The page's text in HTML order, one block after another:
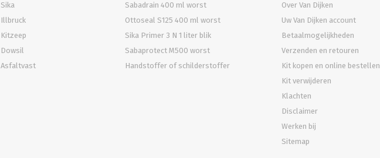
Sika
Illbruck
Kitzeep
Dowsil
Asfaltvast
Sabadrain 400 ml worst
Ottoseal S125 400 ml worst
Sika Primer 3 N 1 liter blik
Sabaprotect M500 worst
Handstoffer of schilderstoffer
Over Van Dijken
Uw Van Dijken account
Betaalmogelijkheden
Verzenden en retouren
Kit kopen en online bestellen
Kit verwijderen
Klachten
Disclaimer
Werken bij
Sitemap